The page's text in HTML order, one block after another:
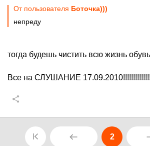
От пользователя Боточка)))
непреду
тогда будешь чистить всю жизнь
Все на СЛУШАНИЕ
2